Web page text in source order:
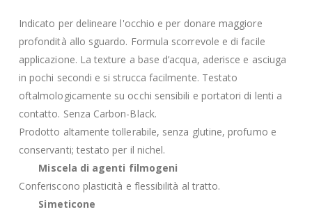
Indicato per delineare l'occhio e per donare maggiore
profondità allo sguardo. Formula scorrevole e di facile
applicazione. La texture a base d’acqua, aderisce e asciuga
in pochi secondi e si strucca facilmente. Testato
oftalmologicamente su occhi sensibili e portatori di lenti a
contatto. Senza Carbon-Black.
Prodotto altamente tollerabile, senza glutine, profumo e
conservanti; testato per il nichel.
Miscela di agenti filmogeni
Conferiscono plasticità e flessibilità al tratto.
Simeticone